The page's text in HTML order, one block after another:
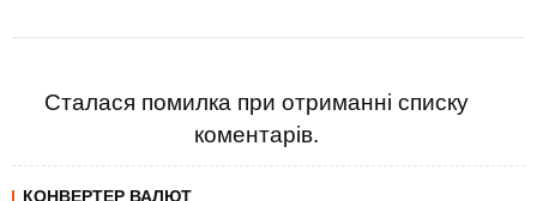
Сталася помилка при отриманні списку
коментарів.
КОНВЕРТЕР ВАЛЮТ